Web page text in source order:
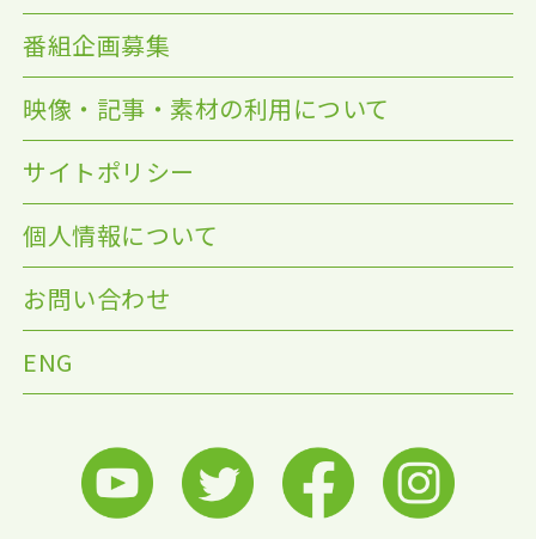
番組企画募集
映像・記事・素材の利用について
サイトポリシー
個人情報について
お問い合わせ
ENG